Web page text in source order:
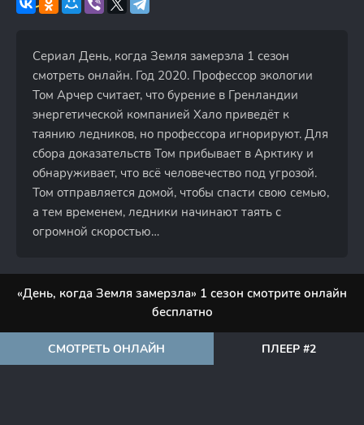
Сериал День, когда Земля замерзла 1 сезон
смотреть онлайн. Год 2020. Профессор экологии
Том Арчер считает, что бурение в Гренландии
энергетической компанией Хало приведёт к
таянию ледников, но профессора игнорируют. Для
сбора доказательств Том прибывает в Арктику и
обнаруживает, что всё человечество под угрозой.
Том отправляется домой, чтобы спасти свою семью,
а тем временем, ледники начинают таять с
огромной скоростью…
«День, когда Земля замерзла» 1 сезон смотрите онлайн
бесплатно
СМОТРЕТЬ ОНЛАЙН ПЛЕЕР #2